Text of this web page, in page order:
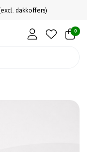
dakkoffers)
0